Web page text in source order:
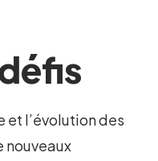
l’évolution des
nouveaux